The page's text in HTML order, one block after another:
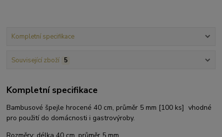
Kompletní specifikace
Související zboží 5
Kompletní specifikace
Bambusové špejle hrocené 40 cm, průměr 5 mm [100 ks] vhodné
pro použití do domácnosti i gastrovýroby.